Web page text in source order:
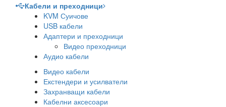
Кабели и преходници
KVM Суичове
USB кабели
Адаптери и преходници
Видео преходници
Аудио кабели
Видео кабели
Екстендери и усилватели
Захранващи кабели
Кабелни аксесоари